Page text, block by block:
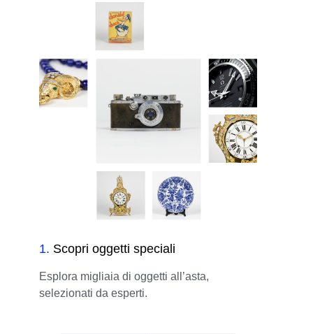
1. Scopri oggetti speciali
Esplora migliaia di oggetti all’asta,
selezionati da esperti.